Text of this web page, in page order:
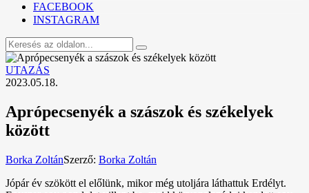
FACEBOOK
INSTAGRAM
UTAZÁS
2023.05.18.
Aprópecsenyék a szászok és székelyek
között
Borka ZoltánSzerző: Borka Zoltán
Jópár év szökött el előlünk, mikor még utoljára láthattuk Erdélyt.